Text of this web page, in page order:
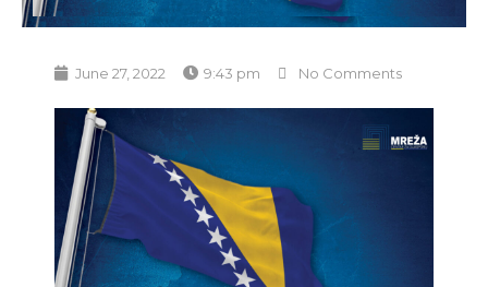
June 27, 2022 9:43 pm No Comments